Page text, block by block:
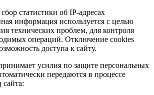
статистики об IP-адресах
информация используется с целью
технических проблем, для контроля
операций. Отключение cookies
доступа к сайту.
усилия по защите персональных
передаются в процессе